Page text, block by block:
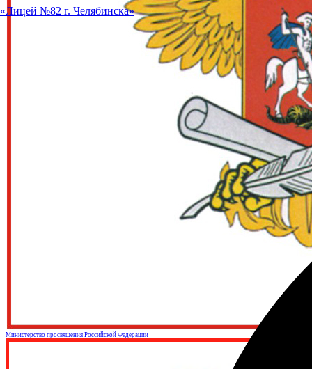
«Лицей №82 г. Челябинска»
Министерство просвящения Российской Федерации